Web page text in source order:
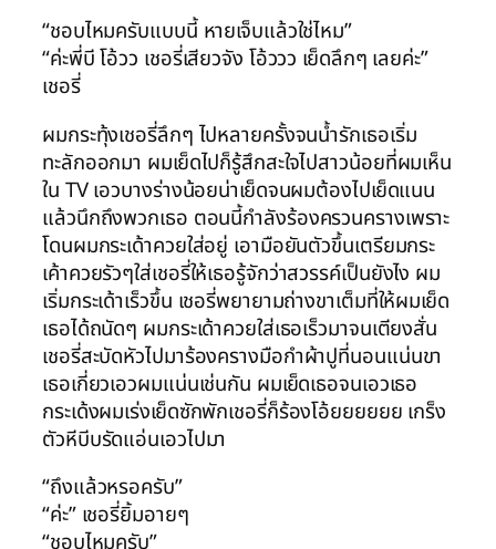
“ชอบไหมครับแบบนี้ หายเจ็บแล้วใช่ไหม”
“ค่ะพี่บี โอ้วว เชอรี่เสียวจัง โอ้ววว เย็ดลึกๆ เลยค่ะ”
เชอรี่
ผมกระทุ้งเชอรี่ลึกๆ ไปหลายครั้งจนน้ำรักเธอเริ่ม
ทะลักออกมา ผมเย็ดไปก็รู้สึกสะใจไปสาวน้อยที่ผมเห็น
ใน TV เอวบางร่างน้อยน่าเย็ดจนผมต้องไปเย็ดแนน
แล้วนึกถึงพวกเธอ ตอนนี้กำลังร้องครวนครางเพราะ
โดนผมกระเด้าควยใส่อยู่ เอามือยันตัวขึ้นเตรียมกระ
เค้าควยรัวๆใส่เชอรี่ให้เธอรู้จักว่าสวรรค์เป็นยังไง ผม
เริ่มกระเด้าเร็วขึ้น เชอรี่พยายามถ่างขาเต็มที่ให้ผมเย็ด
เธอได้ถนัดๆ ผมกระเด้าควยใส่เธอเร็วมาจนเตียงสั่น
เชอรี่สะบัดหัวไปมาร้องครางมือกำผ้าปูที่นอนแน่นขา
เธอเกี่ยวเอวผมแน่นเช่นกัน ผมเย็ดเธอจนเอวเธอ
กระเด้งผมเร่งเย็ดซักพักเชอรี่ก็ร้องโอ้ยยยยยย เกร็ง
ตัวหีบีบรัดแอ่นเอวไปมา
“ถึงแล้วหรอครับ”
“ค่ะ” เชอรี่ยิ้มอายๆ
“ชอบไหมครับ”